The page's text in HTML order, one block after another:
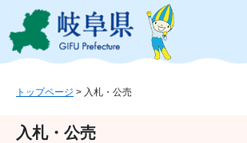
ジ
ュ
このページの本文へ
トップページ > 入札・公売
入札・公売